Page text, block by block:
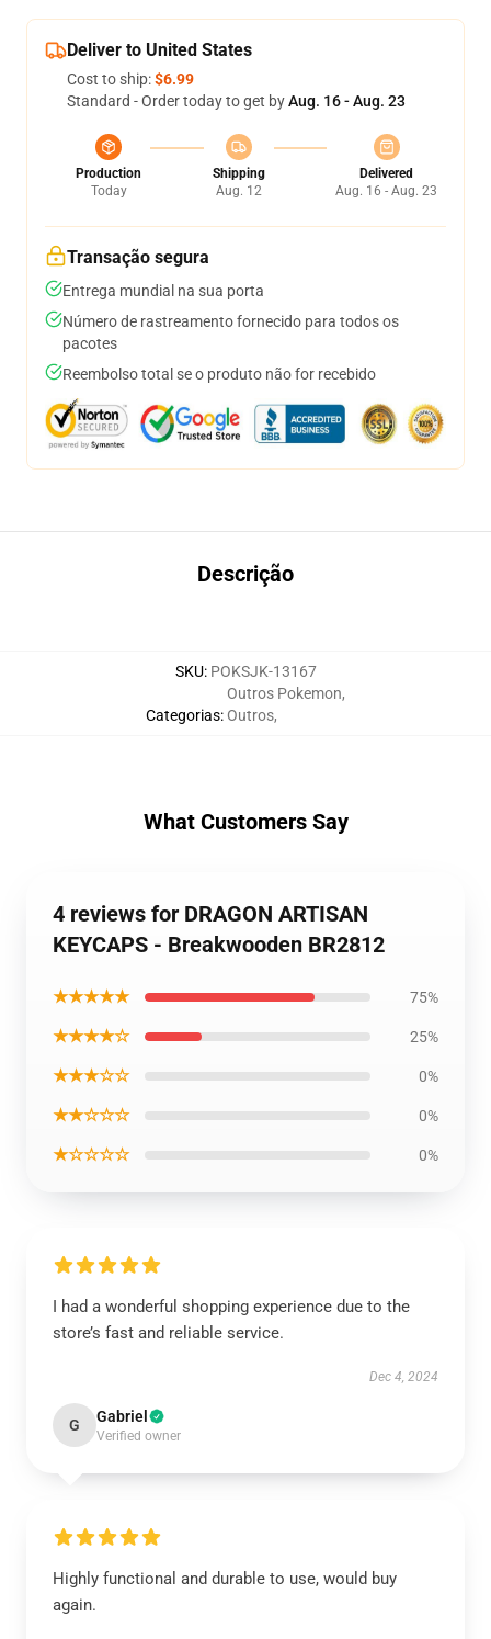
Deliver to United States
Cost to ship:$6.99
Standard - Order today to get byAug. 16 - Aug. 23
Production
Today
Shipping
Aug. 12
Delivered
Aug. 16 - Aug. 23
Transação segura
Entrega mundial na sua porta
Número de rastreamento fornecido para todos os
pacotes
Reembolso total se o produto não for recebido
Descrição
SKU: POKSJK-13167
Categorias:
Outros Pokemon,
Outros,
What Customers Say
4 reviews for DRAGON ARTISAN
KEYCAPS - Breakwooden BR2812
★★★★★ 75%
★★★★☆ 25%
★★★☆☆ 0%
★★☆☆☆ 0%
★☆☆☆☆ 0%
I had a wonderful shopping experience due to the
store’s fast and reliable service.
Dec 4, 2024
G Gabriel
Verified owner
Highly functional and durable to use, would buy
again.